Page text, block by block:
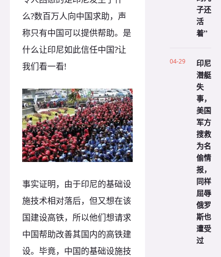
么?数百万人向中国求助，声
称只有中国可以提供帮助。是
什么让印尼如此信任中国?让
我们看一看!
事实证明，由于印尼的基础设
施技术相对落后，但又想在该
国建设高铁，所以他们想请求
中国帮助改善其国内的高铁建
设。毕竟，中国的基础设施技
子还
活
着”
04-29
印尼
潜艇
失
事，
美国
军方
搜救
为名
偷情
报，
同样
屈辱
俄罗
斯也
遭受
过